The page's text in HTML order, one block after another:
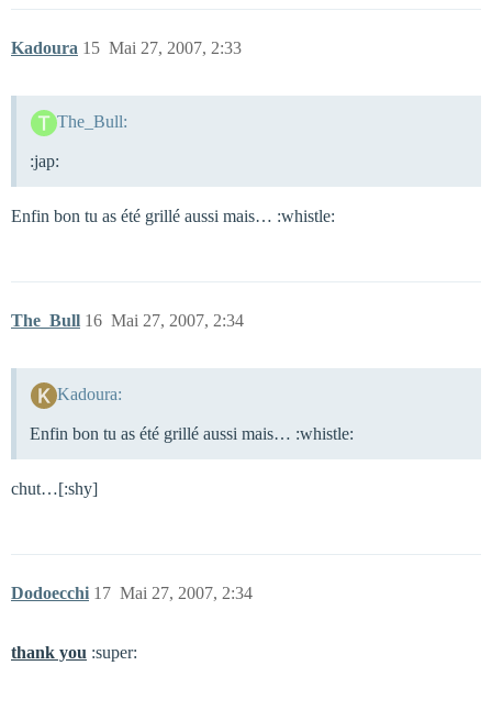
Kadoura Mai 27, 2007, 2:33
15
The_Bull:
:jap:
Enfin bon tu as été grillé aussi mais… :whistle:
The_Bull Mai 27, 2007, 2:34
16
Kadoura:
Enfin bon tu as été grillé aussi mais… :whistle:
chut…[:shy]
Dodoecchi Mai 27, 2007, 2:34
17
thank you :super: